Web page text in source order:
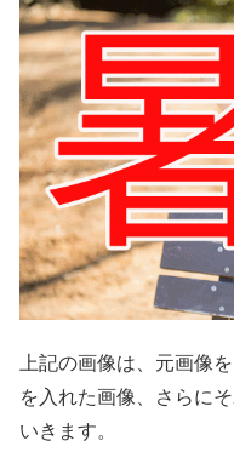
上記の画像は、元画像
を入れた画像、さらに
いきます。